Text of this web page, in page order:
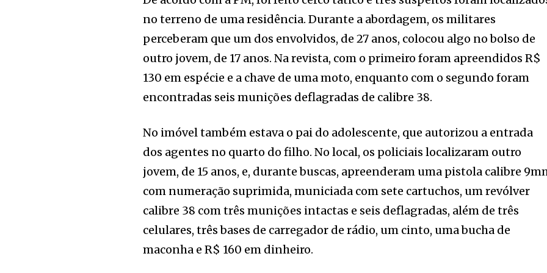
no terreno de uma residência. Durante a abordagem, os militares
perceberam que um dos envolvidos, de 27 anos, colocou algo no bolso de
outro jovem, de 17 anos. Na revista, com o primeiro foram apreendidos R$
130 em espécie e a chave de uma moto, enquanto com o segundo foram
encontradas seis munições deflagradas de calibre 38.
No imóvel também estava o pai do adolescente, que autorizou a entrada
dos agentes no quarto do filho. No local, os policiais localizaram outro
jovem, de 15 anos, e, durante buscas, apreenderam uma pistola calibre
com numeração suprimida, municiada com sete cartuchos, um revólver
calibre 38 com três munições intactas e seis deflagradas, além de três
celulares, três bases de carregador de rádio, um cinto, uma bucha de
maconha e R$ 160 em dinheiro.